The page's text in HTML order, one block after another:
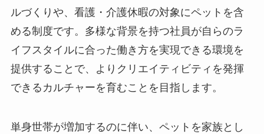
ルづくりや、看護・介護休暇の対象にペットを含
める制度です。多様な背景を持つ社員が自らのラ
イフスタイルに合った働き方を実現できる環境を
提供することで、よりクリエイティビティを発揮
できるカルチャーを育むことを目指します。
単身世帯が増加するのに伴い、ペットを家族とし